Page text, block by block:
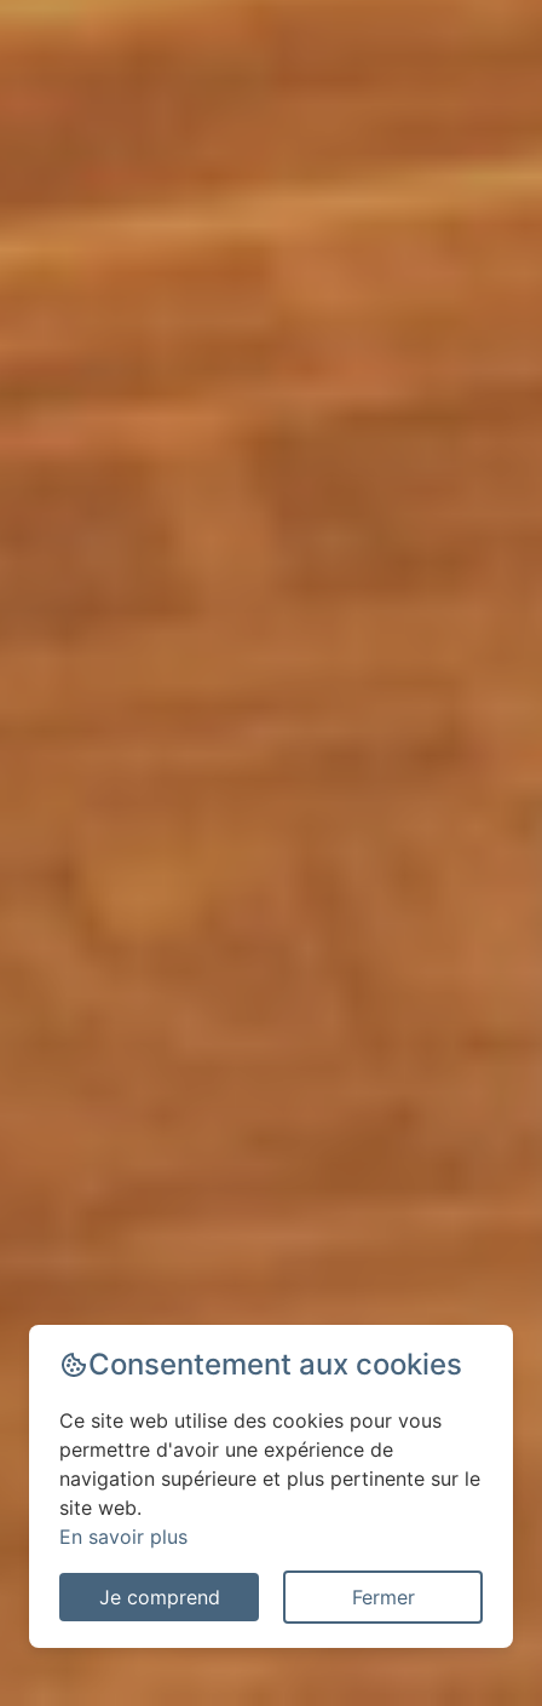
Consentement aux cookies
Ce site web utilise des cookies pour vous
permettre d'avoir une expérience de
navigation supérieure et plus pertinente sur le
site web.
En savoir plus
Je comprend Fermer